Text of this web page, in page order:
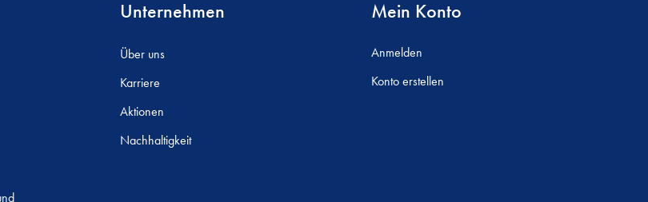
Unternehmen
Über uns
Karriere
Aktionen
Nachhaltigkeit
Mein Konto
Anmelden
Konto erstellen